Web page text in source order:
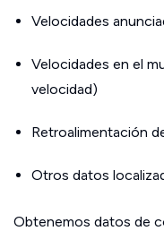
Velocidades
Velocidades en el
velocidad)
Retroalimentación
Otros datos
Obtenemos datos de